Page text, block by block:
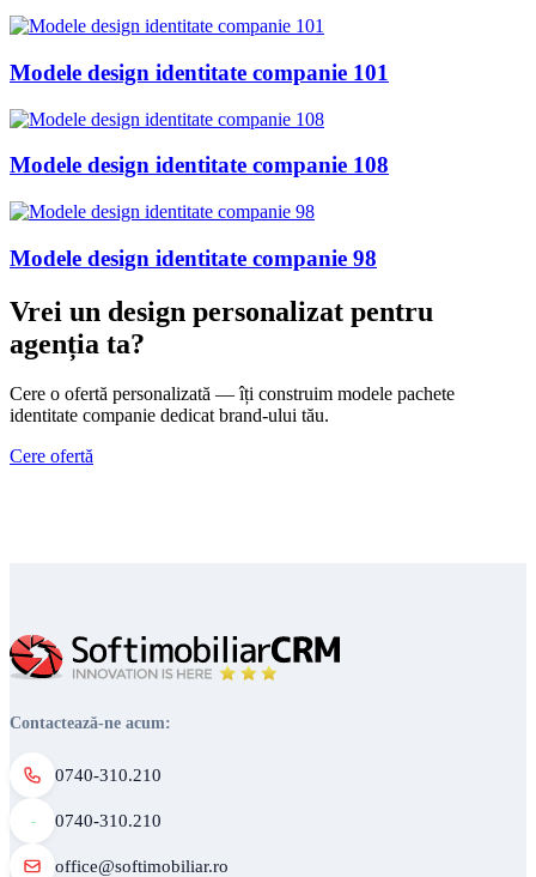
Modele design identitate companie 101
Modele design identitate companie 108
Modele design identitate companie 98
Vrei un design personalizat pentru
agenția ta?
Cere o ofertă personalizată — îți construim modele pachete
identitate companie dedicat brand-ului tău.
Cere ofertă
Contactează-ne acum:
0740-310.210
0740-310.210
office@softimobiliar.ro